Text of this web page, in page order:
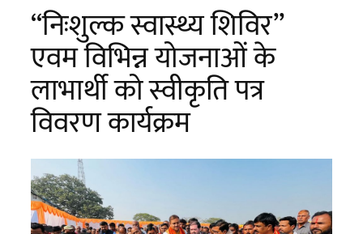
“निःशुल्क स्वास्थ्य शिविर”
एवम विभिन्न योजनाओं के
लाभार्थी को स्वीकृति पत्र
विवरण कार्यक्रम